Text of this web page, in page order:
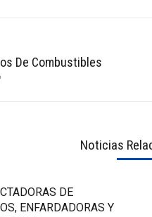
De Combustibles
Noticias
DE
ENFARDADORAS Y